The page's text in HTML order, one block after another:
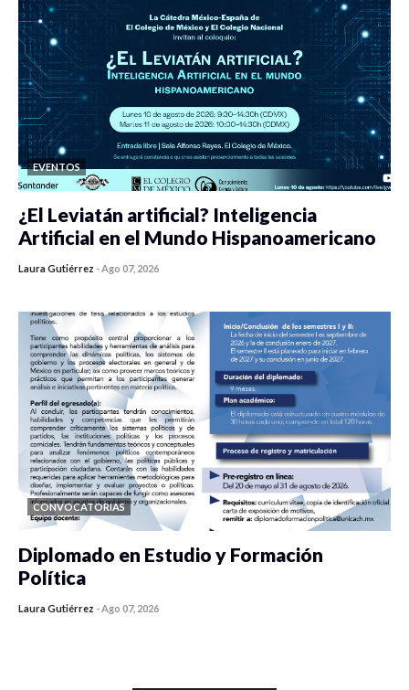
EVENTOS
¿El Leviatán artificial? Inteligencia
Artificial en el Mundo Hispanoamericano
Laura Gutiérrez - Ago 07, 2026
CONVOCATORIAS
Diplomado en Estudio y Formación
Política
Laura Gutiérrez - Ago 07, 2026